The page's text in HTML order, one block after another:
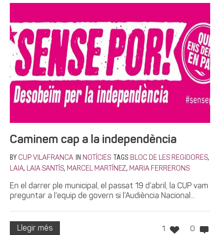
Caminem cap a la independència
BY CUP VILAFRANCA IN NOTÍCIES TAGS BLOC DE LES REGIDORES,
LAIA, LAIA SANTÍS, MARCEL MARTÍNEZ, MARIA FERRERONS
En el darrer ple municipal, el passat 19 d’abril, la CUP vam
preguntar a l’equip de govern si l’Audiència Nacional...
1 0
Llegir més